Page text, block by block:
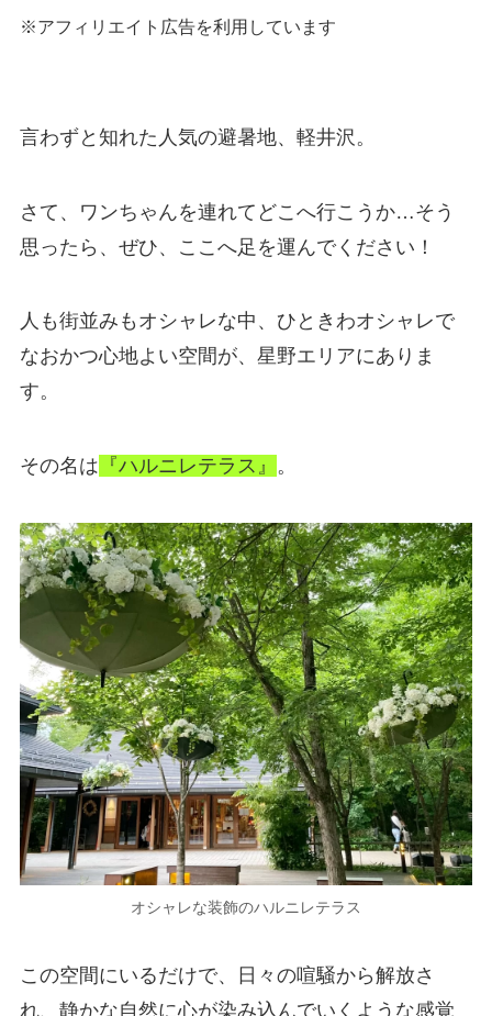
※アフィリエイト広告を利用しています
言わずと知れた人気の避暑地、軽井沢。
さて、ワンちゃんを連れてどこへ行こうか…そう
思ったら、ぜひ、ここへ足を運んでください！
人も街並みもオシャレな中、ひときわオシャレで
なおかつ心地よい空間が、星野エリアにありま
す。
その名は 『ハルニレテラス』 。
オシャレな装飾のハルニレテラス
この空間にいるだけで、
日々の喧騒から解放さ
れ、静かな自然に心が染み込んでいくような感覚